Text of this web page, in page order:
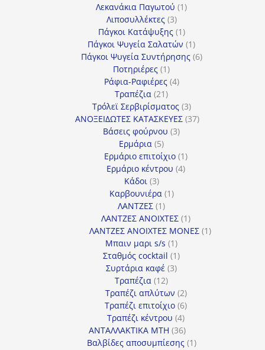
προϊόντα
Λεκανάκια Παγωτού 11
Λιποσυλλέκτες 33
προϊόντα
Πάγκοι Κατάψυξης 11
προϊόν
Πάγκοι Ψυγεία Σαλατών 11
προϊόν
Πάγκοι Ψυγεία Συντήρησης 66
Ποτηριέρες 11
προϊόν
Ράφια-Ραφιέρες 44
Τραπέζια 2121
προϊόντα
Τρόλεϊ Σερβιρίσματος 33
προϊόντα
ΑΝΟΞΕΙΔΩΤΕΣ ΚΑΤΑΣΚΕΥΕΣ 3737
Βάσεις φούρνου 33
Ερμάρια 55
προϊόντα
Ερμάριο επιτοίχιο 11
προϊόν
Ερμάριο κέντρου 44
Κάδοι 33
προϊόντα
Καρβουνιέρα 11
ΛΑΝΤΖΕΣ 11
προϊόν
ΛΑΝΤΖΕΣ ΑΝΟΙΧΤΕΣ 11
προϊόν
ΛΑΝΤΖΕΣ ΑΝΟΙΧΤΕΣ ΜΟΝΕΣ 11
Μπαιν μαρι s/s 11
προϊόν
Σταθμός cocktail 11
Συρτάρια καφέ 33
Τραπέζια 1212
προϊόντα
Τραπέζι απλύτων 22
προϊόντα
Τραπέζι επιτοίχιο 66
προϊόντα
Τραπέζι κέντρου 44
προϊόντα
ΑΝΤΑΛΛΑΚΤΙΚΑ MTH 3636
προϊόντα
Βαλβίδες αποσυμπίεσης 11